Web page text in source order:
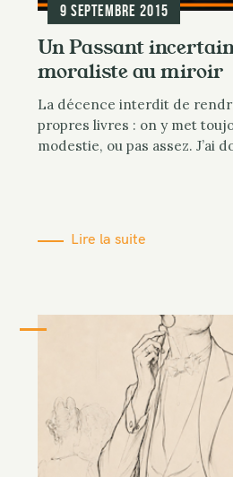
9 septembre 2015
Un Passant
moraliste au miroir
La décence interdit de
propres livres : on y met
modestie, ou pas assez. J’ai
Lire la suite